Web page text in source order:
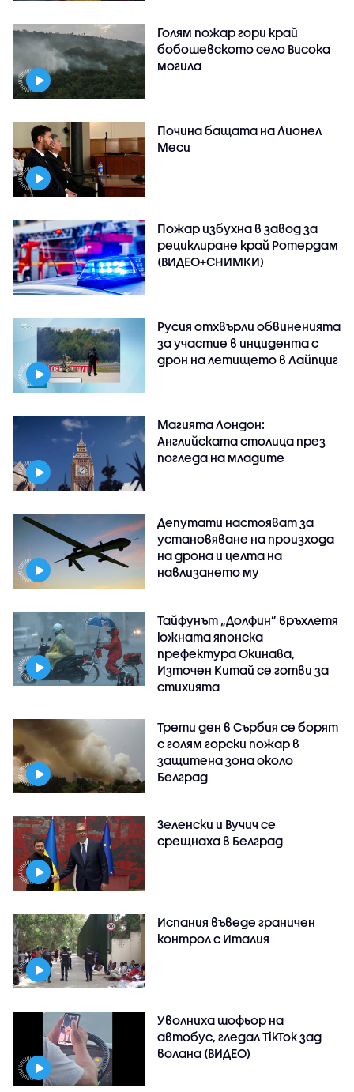
Голям пожар гори край
бобошевското село Висока
могила
Почина бащата на Лионел
Меси
Пожар избухна в завод за
рециклиране край Ротердам
(ВИДЕО+СНИМКИ)
Русия отхвърли обвиненията
за участие в инцидента с
дрон на летището в Лайпциг
Магията Лондон:
Английската столица през
погледа на младите
Депутати настояват за
установяване на произхода
на дрона и целта на
навлизането му
Тайфунът „Долфин” връхлетя
южната японска
префектура Окинава,
Източен Китай се готви за
стихията
Трети ден в Сърбия се борят
с голям горски пожар в
защитена зона около
Белград
Зеленски и Вучич се
срещнаха в Белград
Испания въведе граничен
контрол с Италия
Уволниха шофьор на
автобус, гледал TikTok зад
волана (ВИДЕО)